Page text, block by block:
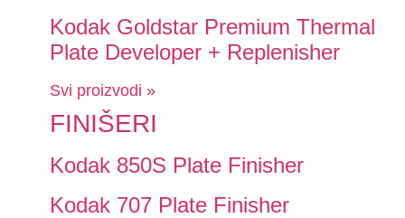
Kodak Goldstar Premium Thermal
Plate Developer + Replenisher
Svi proizvodi »
FINIŠERI
Kodak 850S Plate Finisher
Kodak 707 Plate Finisher